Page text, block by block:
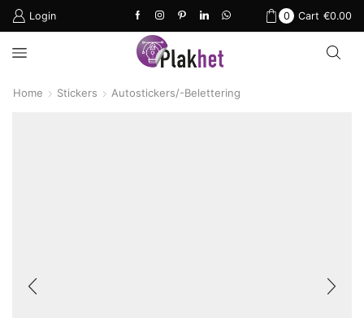
Login 0 Cart €0.00
Home Stickers Autostickers/-Belettering